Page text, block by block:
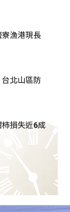
漁港現長
北山區防
損失近6成